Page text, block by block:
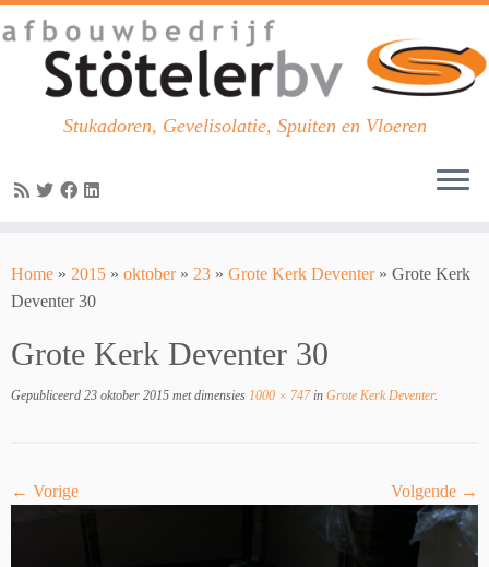
to
content
Stukadoren, Gevelisolatie, Spuiten en Vloeren
Home » 2015 » oktober » 23 » Grote Kerk Deventer » Grote Kerk
Deventer 30
Grote Kerk Deventer 30
Gepubliceerd 23 oktober 2015 met dimensies 1000 × 747in Grote Kerk Deventer.
← Vorige Volgende →